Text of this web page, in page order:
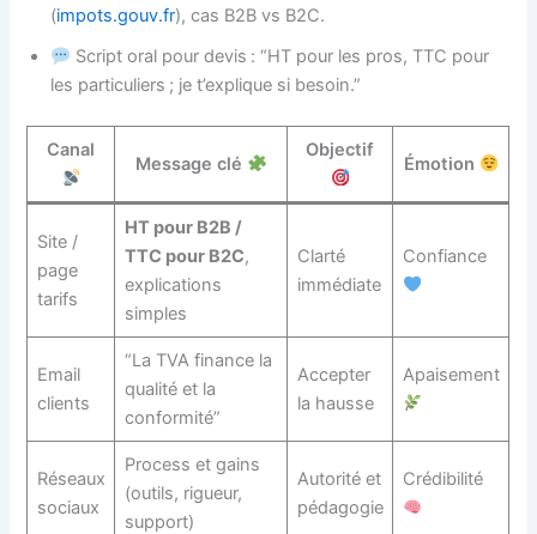
(impots.gouv.fr), cas B2B vs B2C.
Script oral pour devis : “HT pour les pros, TTC pour
les particuliers ; je t’explique si besoin.”
Canal
Message clé
Objectif
Émotion
Site /
page
tarifs
HT pour B2B /
TTC pour B2C,
explications
simples
Clarté
immédiate
Confiance
Email
clients
“La TVA finance la
qualité et la
conformité”
Accepter
la hausse
Apaisement
Réseaux
sociaux
Process et gains
(outils, rigueur,
support)
Autorité et
pédagogie
Crédibilité